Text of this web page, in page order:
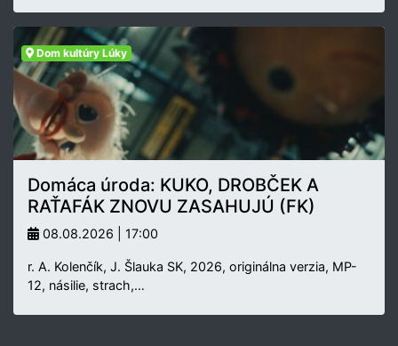
Dom kultúry Lúky
Domáca úroda: KUKO, DROBČEK A
RAŤAFÁK ZNOVU ZASAHUJÚ (FK)
08.08.2026 | 17:00
r. A. Kolenčík, J. Šlauka SK, 2026, originálna verzia, MP-
12, násilie, strach,…